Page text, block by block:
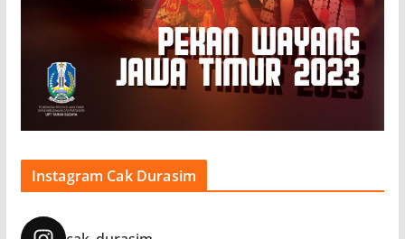
Instagram Cak Durasim